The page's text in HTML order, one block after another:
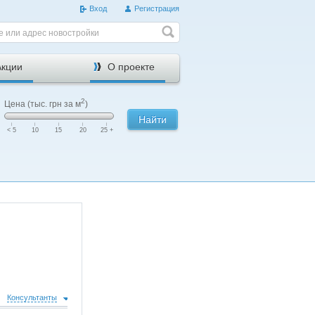
Вход Регистрация
или адрес новостройки
О проекте
Цена (тыс. грн за м2)
|
< 5
|
10
|
15
|
20
|
25 +
Найти
Консультанты